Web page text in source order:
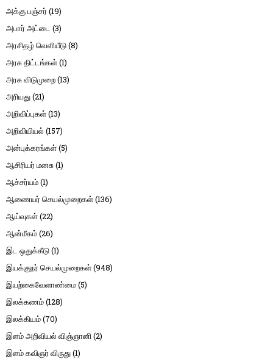
அக்கு பஞ்சர் (19)
அபார் அட்டை (3)
அரசிதழ் வெளியீடு(8)
அரசு திட்டங்கள்(1)
அரசு விடுமுறை(13)
அரியது(21)
அறிவிப்புகள்(13)
அறிவியியல் (157)
அன்புக்கரங்கள்(5)
ஆசிரியர் மனசு(1)
ஆச்சர்யம்(1)
ஆணையர் செயல்முறைகள்(136)
ஆய்வுகள்(22)
ஆன்மீகம்(26)
இட ஒதுக்கீடு(1)
இயக்குநர் செயல்முறைகள்(948)
இயற்கைவேளாண்மை(5)
இலக்கணம்(128)
இலக்கியம்(70)
இளம் அறிவியல் விஞ்ஞானி(2)
இளம் கவிஞர் விருது(1)